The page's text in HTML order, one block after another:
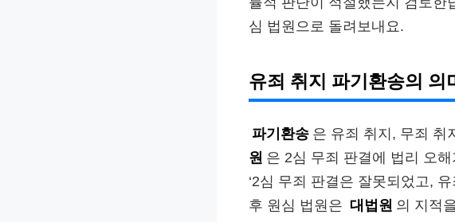
심 법원으로 돌려보내요.
유죄 취지 파기환송의 의
파기환송 은 유죄 취지, 무죄 취
원 은 2심 무죄 판결에 법리 오
‘2심 무죄 판결은 잘못되었고,
후 원심 법원은 대법원 의 지적